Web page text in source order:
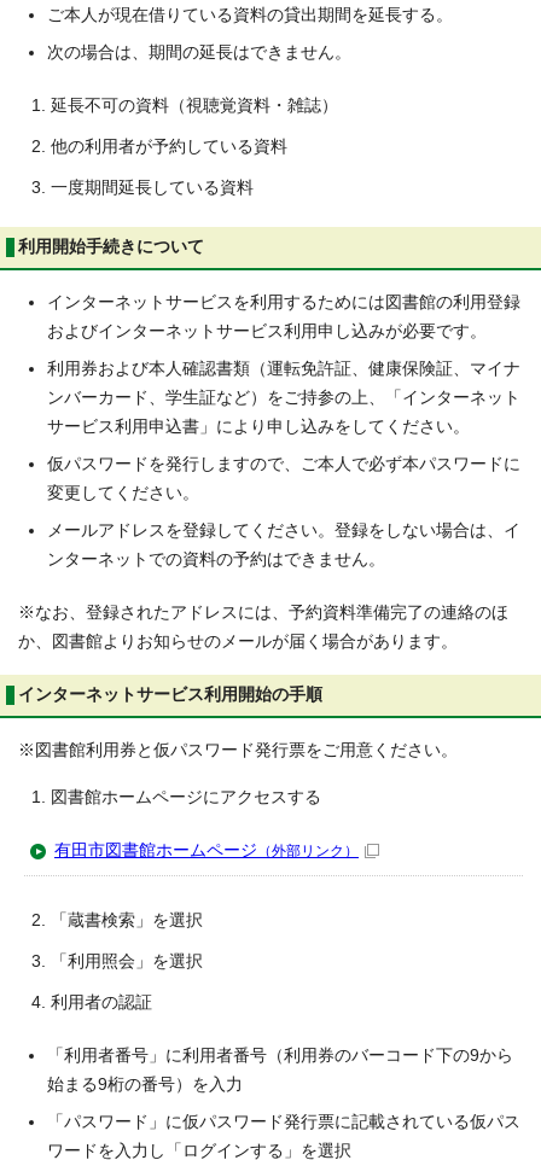
ご本人が現在借りている資料の貸出期間を延長する。
次の場合は、期間の延長はできません。
延長不可の資料（視聴覚資料・雑誌）
他の利用者が予約している資料
一度期間延長している資料
利用開始手続きについて
インターネットサービスを利用するためには図書館の利用登録
およびインターネットサービス利用申し込みが必要です。
利用券および本人確認書類（運転免許証、健康保険証、マイナ
ンバーカード、学生証など）をご持参の上、「インターネット
サービス利用申込書」により申し込みをしてください。
仮パスワードを発行しますので、ご本人で必ず本パスワードに
変更してください。
メールアドレスを登録してください。登録をしない場合は、イ
ンターネットでの資料の予約はできません。
※なお、登録されたアドレスには、予約資料準備完了の連絡のほ
か、図書館よりお知らせのメールが届く場合があります。
インターネットサービス利用開始の手順
※図書館利用券と仮パスワード発行票をご用意ください。
図書館ホームページにアクセスする
有田市図書館ホームページ （外部リンク）
「蔵書検索」を選択
「利用照会」を選択
利用者の認証
「利用者番号」に利用者番号（利用券のバーコード下の9から
始まる9桁の番号）を入力
「パスワード」に仮パスワード発行票に記載されている仮パス
ワードを入力し「ログインする」を選択